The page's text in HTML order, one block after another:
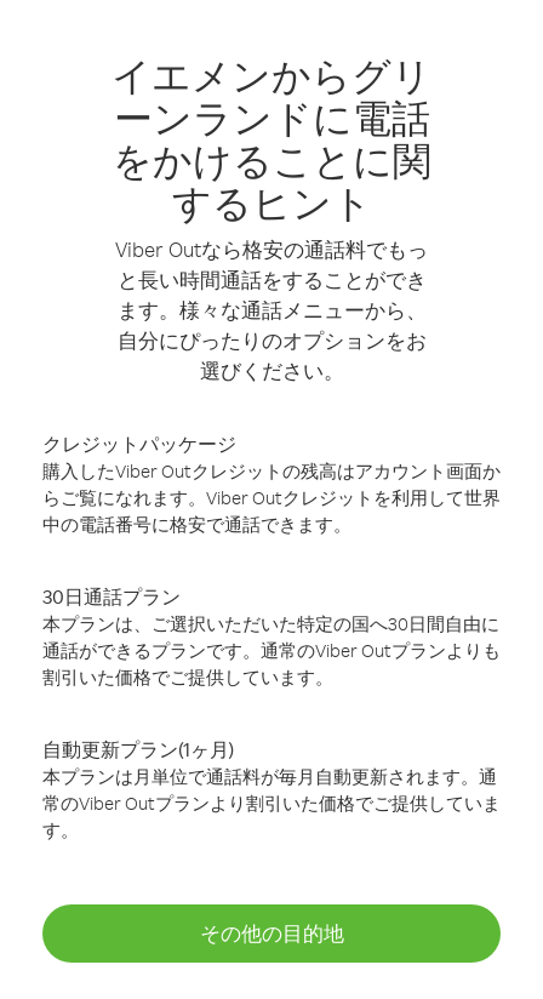
イエメンからグリ
ーンランドに電話
をかけることに関
するヒント
Viber Outなら格安の通話料でもっ
と長い時間通話をすることができ
ます。様々な通話メニューから、
自分にぴったりのオプションをお
選びください。
クレジットパッケージ
購入したViber Outクレジットの残高はアカウント画面か
らご覧になれます。Viber Outクレジットを利用して世界
中の電話番号に格安で通話できます。
30日通話プラン
本プランは、ご選択いただいた特定の国へ30日間自由に
通話ができるプランです。通常のViber Outプランよりも
割引いた価格でご提供しています。
自動更新プラン(1ヶ月)
本プランは月単位で通話料が毎月自動更新されます。通
常のViber Outプランより割引いた価格でご提供していま
す。
その他の目的地